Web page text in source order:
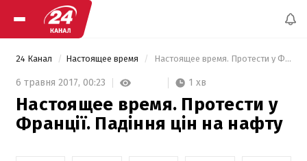
24 Канал Настоящее время Настоящее время. Протести у Франції. Падіння цін на нафту
6 травня 2017, 00:23 1 хв
Настоящее время. Протести у
Франції. Падіння цін на нафту